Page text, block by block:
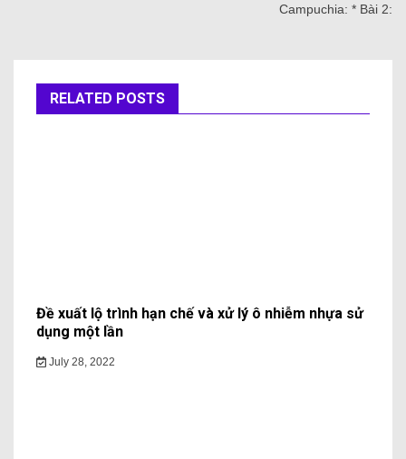
Campuchia: * Bài 2:
RELATED POSTS
Đề xuất lộ trình hạn chế và xử lý ô nhiễm nhựa sử
dụng một lần
July 28, 2022